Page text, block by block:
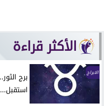
الأكثر قراءة
الابراج
استقبل...